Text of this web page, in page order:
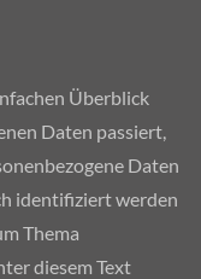
Überblick
Daten passiert,
Daten
identifiziert werden
Thema
diesem Text